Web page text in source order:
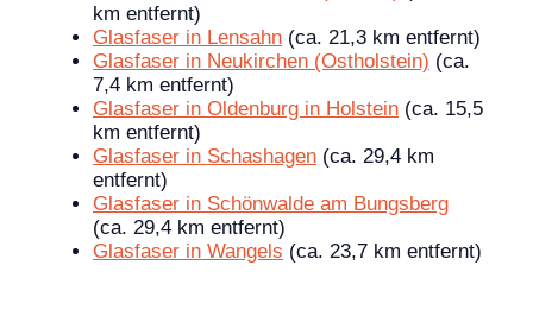
km entfernt)
Glasfaser in Lensahn (ca. 21,3 km entfernt)
Glasfaser in Neukirchen (Ostholstein) (ca.
7,4 km entfernt)
Glasfaser in Oldenburg in Holstein (ca. 15,5
km entfernt)
Glasfaser in Schashagen (ca. 29,4 km
entfernt)
Glasfaser in Schönwalde am Bungsberg
(ca. 29,4 km entfernt)
Glasfaser in Wangels (ca. 23,7 km entfernt)